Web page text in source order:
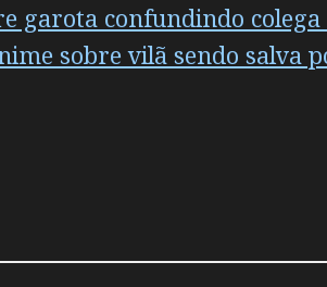
garota confundindo
sobre vilã sendo salva